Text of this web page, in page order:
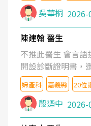
吳華桐 2026-
陳建翰 醫生
不推此醫生 會言
開設診斷證明書，
婦產科 嘉義縣 20位
殷迺中 2026-